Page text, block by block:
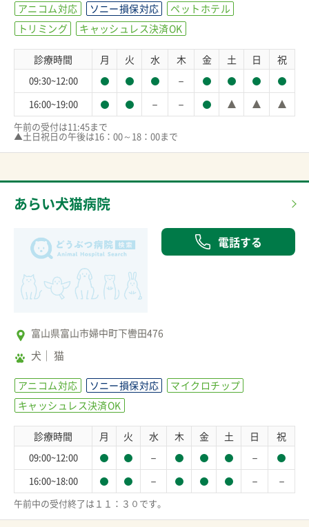
アニコム対応 ソニー損保対応
ペットホテル
トリミング
キャッシュレス決済OK
診療時間 月 火 水 木 金 土 日 祝
09:30~12:00 －
16:00~19:00 － －
午前の受付は11:45まで
▲土日祝日の午後は16：00～18：00まで
あらい犬猫病院
電話する
富山県富山市婦中町下轡田476
犬 猫
アニコム対応 ソニー損保対応
マイクロチップ
キャッシュレス決済OK
診療時間 月 火 水 木 金 土 日 祝
09:00~12:00 － －
16:00~18:00 － － －
午前中の受付終了は１１：３０です。